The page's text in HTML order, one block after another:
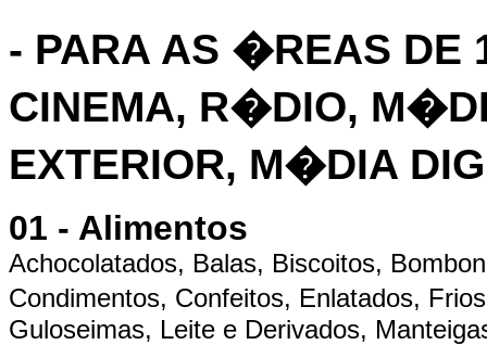
- PARA AS �REAS DE
CINEMA, R�DIO,
EXTERIOR, M�DIA
01 - Alimentos
Achocolatados, Balas, Biscoitos,
Condimentos, Confeitos, Enlatados,
Guloseimas, Leite e Derivados,